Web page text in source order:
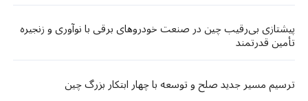
پیشتازی بی‌رقیب چین در صنعت خودروهای برقی با نوآوری و زنجیره
تأمین قدرتمند
ترسیم مسیر جدید صلح و توسعه با چهار ابتکار بزرگ چین